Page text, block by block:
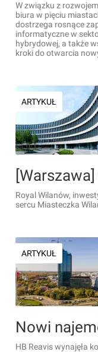
W związku z
biura w pięciu
dostrzega rosnące
informatyczne w
hybrydowej, a także
kroki do otwarcia
ARTYKUŁ
Royal Wilanów,
sercu Miasteczka
ARTYKUŁ
HB Reavis wynajęła